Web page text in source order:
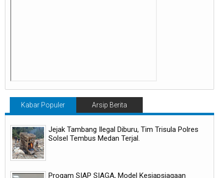
Kabar Populer Arsip Berita
Jejak Tambang Ilegal Diburu, Tim Trisula Polres
Solsel Tembus Medan Terjal.
Progam SIAP SIAGA, Model Kesiapsiagaan